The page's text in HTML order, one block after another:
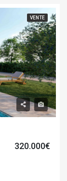
VENTE
320.000€